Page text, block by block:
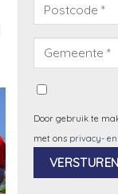
Door gebruik te
met ons privacy-